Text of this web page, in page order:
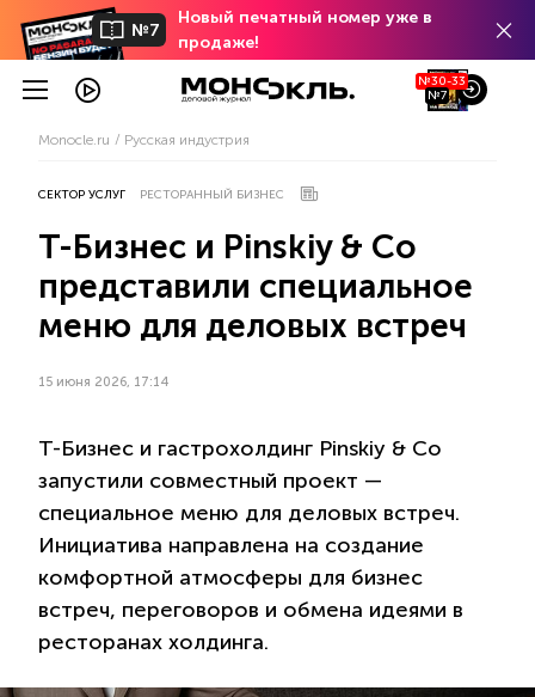
№7
Новый печатный номер уже в
продаже!
№30-33
№7
Monocle.ru Русская индустрия
СЕКТОР УСЛУГ РЕСТОРАННЫЙ БИЗНЕС
Т-Бизнес и Pinskiy & Co
представили специальное
меню для деловых встреч
15 июня 2026, 17:14
Т-Бизнес и гастрохолдинг Pinskiy & Co
запустили совместный проект —
специальное меню для деловых встреч.
Инициатива направлена на создание
комфортной атмосферы для бизнес
встреч, переговоров и обмена идеями в
ресторанах холдинга.